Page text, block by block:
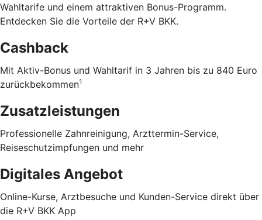
Wahltarife und einem attraktiven Bonus-Programm.
Entdecken Sie die Vorteile der R+V BKK.
Cashback
Mit Aktiv-Bonus und Wahltarif in 3 Jahren bis zu 840 Euro
zurückbekommen1
Zusatzleistungen
Professionelle Zahnreinigung, Arzttermin-Service,
Reiseschutzimpfungen und mehr
Digitales Angebot
Online-Kurse, Arztbesuche und Kunden-Service direkt über
die R+V BKK App